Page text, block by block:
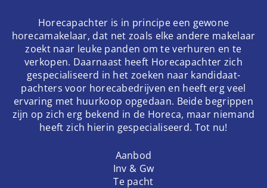
Horecapachter is in principe een gewone
horecamakelaar, dat net zoals elke andere makelaar
zoekt naar leuke panden om te verhuren en te
verkopen. Daarnaast heeft Horecapachter zich
gespecialiseerd in het zoeken naar kandidaat-
pachters voor horecabedrijven en heeft erg veel
ervaring met huurkoop opgedaan. Beide begrippen
zijn op zich erg bekend in de Horeca, maar niemand
heeft zich hierin gespecialiseerd. Tot nu!
Aanbod
Inv & Gw
Te pacht